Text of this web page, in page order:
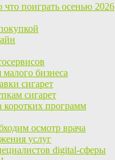
поиграть осенью 2026
бизнеса
сигарет
сигарет
программ
осмотр врача
услуг
digital-сферы